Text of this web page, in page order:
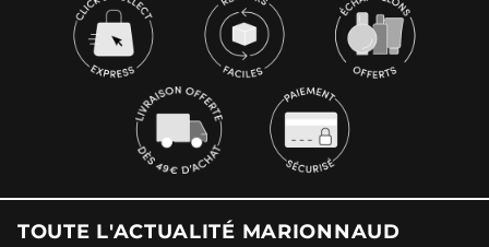
TOUTE L'ACTUALITÉ MARIONNAUD